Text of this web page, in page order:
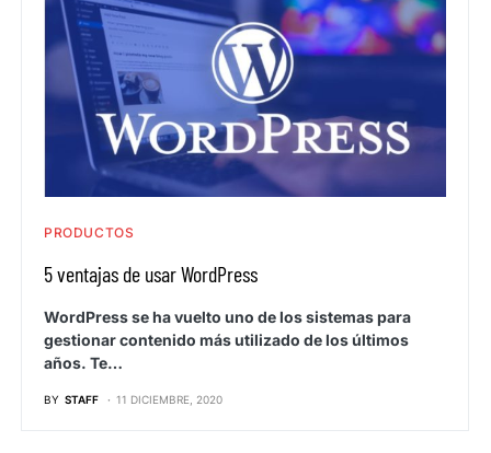
PRODUCTOS
5 ventajas de usar WordPress
WordPress se ha vuelto uno de los sistemas para
gestionar contenido más utilizado de los últimos
años. Te…
BY STAFF 11 DICIEMBRE, 2020